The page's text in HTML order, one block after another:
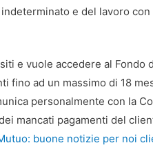
e del lavoro
e vuole accedere al Fondo
fino ad un massimo di 18
personalmente con la
mancati pagamenti del
buone notizie per noi